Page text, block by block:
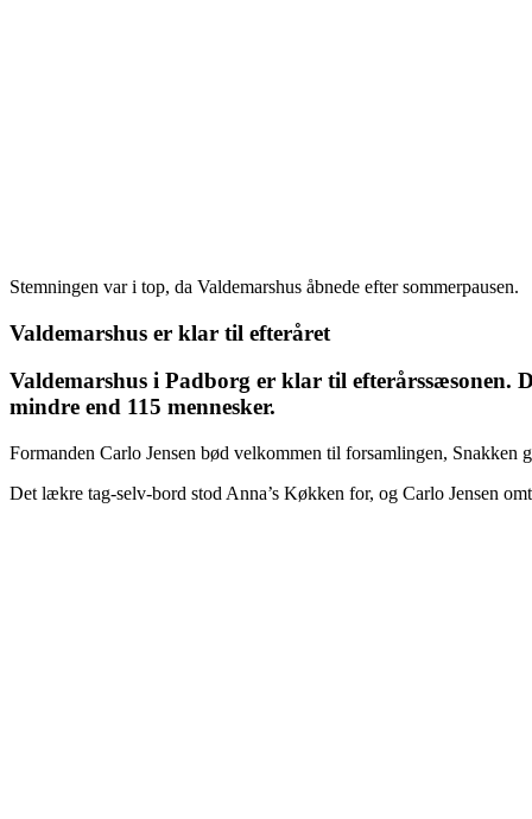
Stemningen var i top, da Valdemarshus åbnede efter sommerpausen.
Valdemarshus er klar til efteråret
Valdemarshus i Padborg er klar til efterårssæsonen.
mindre end 115 mennesker.
Formanden Carlo Jensen bød velkommen til forsamlingen,
Det lækre tag-selv-bord stod Anna’s Køkken for, og Carlo Jensen